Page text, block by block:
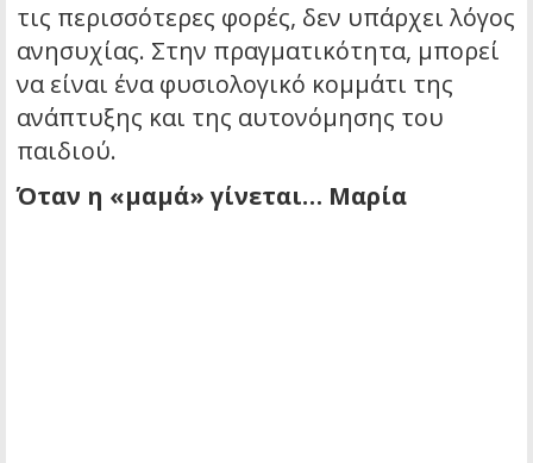
τις περισσότερες φορές, δεν υπάρχει λόγος
ανησυχίας. Στην πραγματικότητα, μπορεί
να είναι ένα φυσιολογικό κομμάτι της
ανάπτυξης και της αυτονόμησης του
παιδιού.
Όταν η «μαμά» γίνεται… Μαρία